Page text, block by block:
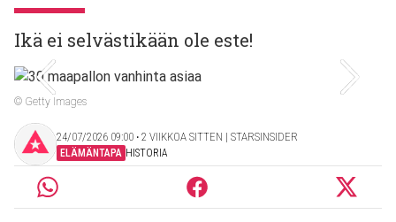
Ikä ei selvästikään ole este!
© Getty Images
24/07/2026 09:00 ‧ 2 VIIKKOA SITTEN | STARSINSIDER
ELÄMÄNTAPA HISTORIA